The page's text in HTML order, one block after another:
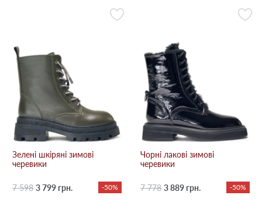
Зелені шкіряні зимові
черевики
7 598 3 799 грн. -50%
Чорні лакові зимові
черевики
7 778 3 889 грн. -50%